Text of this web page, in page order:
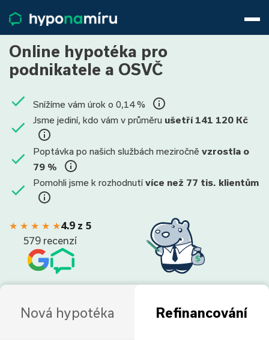
Životní pojištění
Pojištění nemovitosti
Články
800 688 388
9−16 hod.
Přihlásit
Online hypotéka pro
podnikatele a OSVČ
Snížíme vám úrok o 0,14 %
Jsme jediní, kdo vám v průměru ušetří 141 120 Kč
Poptávka po našich službách meziročně vzrostla o
79 %
Pomohli jsme k rozhodnutí více než 77 tis. klientům
★ ★ ★ ★ ★4.9 z 5
579 recenzí
Nová hypotéka Refinancování